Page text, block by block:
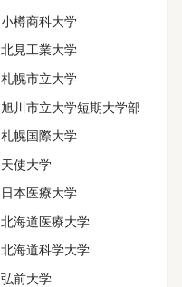
小樽商科大学
北見工業大学
札幌市立大学
旭川市立大学短期大学部
札幌国際大学
天使大学
日本医療大学
北海道医療大学
北海道科学大学
弘前大学